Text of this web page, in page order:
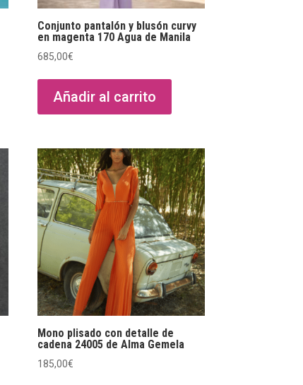
Conjunto pantalón y blusón curvy
en magenta 170 Agua de Manila
685,00€
Añadir al carrito
Mono plisado con detalle de
cadena 24005 de Alma Gemela
185,00€